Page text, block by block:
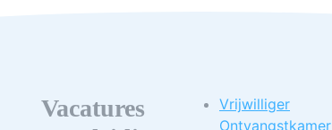
Vacatures
Vrijwilliger
Ontvangstkamer